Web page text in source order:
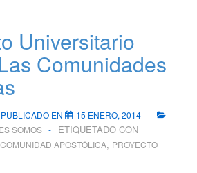
Universitario
Comunidades
PUBLICADO EN
15 ENERO, 2014
SOMOS ETIQUETADO CON
COMUNIDAD APOSTÓLICA, PROYECTO